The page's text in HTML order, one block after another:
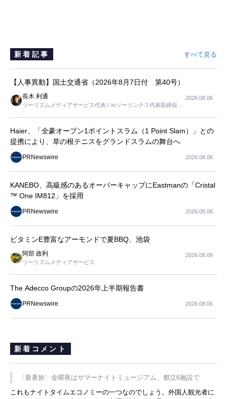
新着記事 すべて見る
【人事異動】国土交通省（2026年8月7日付 第40号）
長木 利通
ツーリズムメディアサービス代表 / ㈱ツーリンクス代表取締役社
2026.08.06
Haier、「全豪オープン1ポイントスラム（1 Point Slam）」との
提携により、草の根テニスをグランドスラムの舞台へ
PRNewswire 2026.08.06
KANEBO、高級感のあるオーバーキャップにEastmanの「Cristal
™ One IM812」を採用
PRNewswire 2026.08.06
ビタミンE豊富なアーモンドで夏BBQ、池袋
阿部 政利
ツーリズムメディアサービス
2026.08.06
The Adecco Groupの2026年上半期報告書
PRNewswire 2026.08.06
新着コメント
〈避暑旅〉金曜夜はサマーナイトミュージアム、都立6施設で
これもナイトタイムエコノミーの一つなのでしょう。外国人観光者に